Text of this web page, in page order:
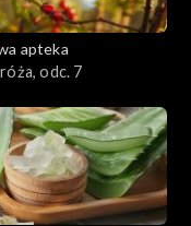
apteka
odc. 7